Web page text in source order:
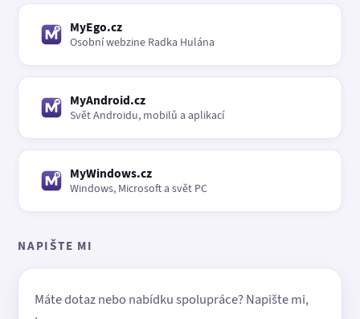
MyEgo.cz
Osobní webzine Radka Hulána
MyAndroid.cz
Svět Androidu, mobilů a aplikací
MyWindows.cz
Windows, Microsoft a svět PC
NAPIŠTE MI
Máte dotaz nebo nabídku spolupráce? Napište mi,